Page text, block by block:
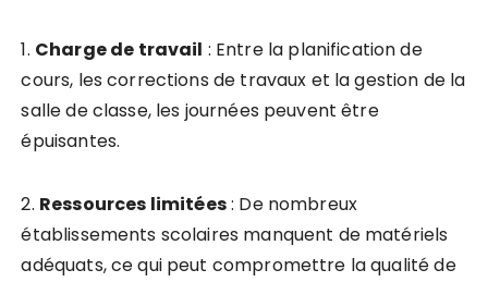
1. Chargede travail : Entre la planification de
cours, les corrections de travaux et la gestion de la
salle de classe, les journées peuvent être
épuisantes.
2. Ressources limitées: De nombreux
établissements scolaires manquent de matériels
adéquats, ce qui peut compromettre la qualité de